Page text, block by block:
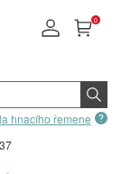
hnacího řemene
0